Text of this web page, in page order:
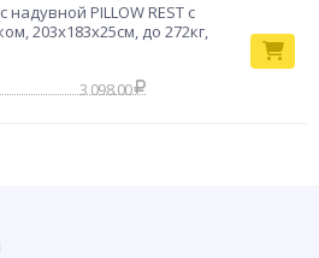
надувной PILLOW REST с
203x183x25см, до 272кг,
3 098.00